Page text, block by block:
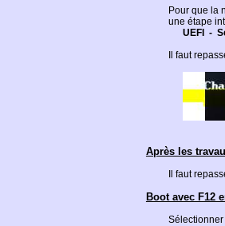
Pour que la
une étape
UEFI
-
Il faut
Après les
Il faut
Boot avec F12